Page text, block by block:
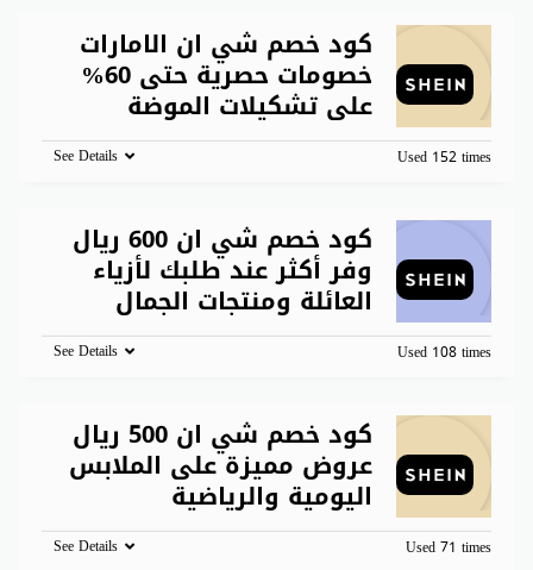
كود خصم شي ان الامارات
خصومات حصرية حتى 60%
على تشكيلات الموضة
Used 152 times
See Details
كود خصم شي ان 600 ريال
وفر أكثر عند طلبك لأزياء
العائلة ومنتجات الجمال
Used 108 times
See Details
كود خصم شي ان 500 ريال
عروض مميزة على الملابس
اليومية والرياضية
Used 71 times
See Details